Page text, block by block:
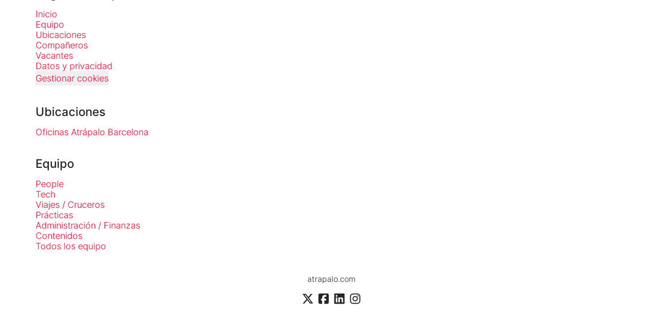
Inicio
Equipo
Ubicaciones
Compañeros
Vacantes
Datos y privacidad
Gestionar cookies
Ubicaciones
Oficinas Atrápalo Barcelona
Equipo
People
Tech
Viajes / Cruceros
Prácticas
Administración / Finanzas
Contenidos
Todos los equipo
atrapalo.com